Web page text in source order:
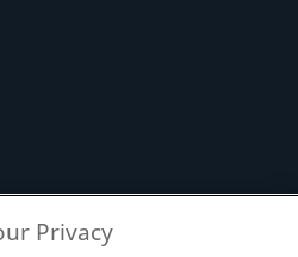
Privacy